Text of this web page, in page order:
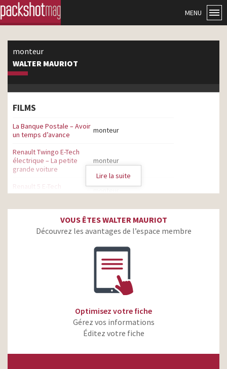
MENU
monteur
WALTER MAURIOT
FILMS
La Banque Postale – Avoir
un temps d’avance
monteur
Renault Twingo E-Tech
électrique – La petite
grande voiture
monteur
Renault 5 E-Tech
électrique – Tous lovers
Ariel Grandiose – La
machine à remonter le
monteur
monteur
monteur
Peugeot 2008 – Sortez du monteur
Lire la suite
VOUS ÊTES WALTER MAURIOT
Découvrez les avantages de l’espace membre
Optimisez votre fiche
Gérez vos informations
Éditez votre fiche